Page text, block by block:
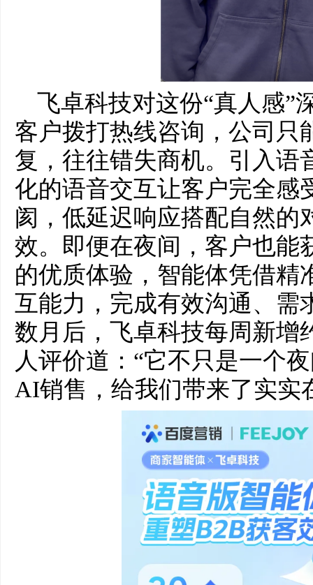
飞卓科技对这份“真人感”
客户拨打热线咨询，公司只
复，往往错失商机。引入语
化的语音交互让客户完全感
阂，低延迟响应搭配自然的
效。即便在夜间，客户也能
的优质体验，智能体凭借精
互能力，完成有效沟通、需
数月后，飞卓科技每周新增
人评价道：“它不只是一个
AI销售，给我们带来了实实